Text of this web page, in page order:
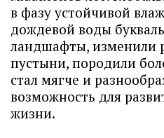
в фазу устойчивой
дождевой воды
ландшафты, изменили
пустыни, породили
стал мягче и
возможность для
жизни.